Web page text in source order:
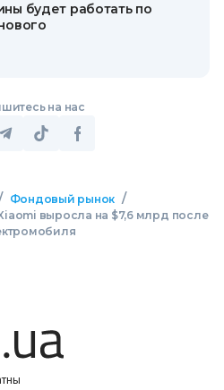
будет работать по
на нас
Фондовый рынок /
выросла на $7,6 млрд после